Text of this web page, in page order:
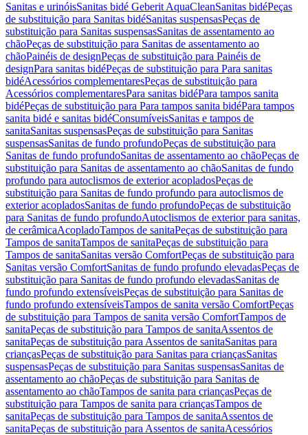
Sanitas e urinóisSanitas bidé Geberit AquaCleanSanitas bidéPeças
de substituição para Sanitas bidéSanitas suspensasPeças de
substituição para Sanitas suspensasSanitas de assentamento ao
chãoPeças de substituição para Sanitas de assentamento ao
chãoPainéis de designPeças de substituição para Painéis de
designPara sanitas bidéPeças de substituição para Para sanitas
bidéAcessórios complementaresPeças de substituição para
Acessórios complementaresPara sanitas bidéPara tampos sanita
bidéPeças de substituição para Para tampos sanita bidéPara tampos
sanita bidé e sanitas bidéConsumíveisSanitas e tampos de
sanitaSanitas suspensasPeças de substituição para Sanitas
suspensasSanitas de fundo profundoPeças de substituição para
Sanitas de fundo profundoSanitas de assentamento ao chãoPeças de
substituição para Sanitas de assentamento ao chãoSanitas de fundo
profundo para autoclismos de exterior acopladosPeças de
substituição para Sanitas de fundo profundo para autoclismos de
exterior acopladosSanitas de fundo profundoPeças de substituição
para Sanitas de fundo profundoAutoclismos de exterior para sanitas,
de cerâmicaAcopladoTampos de sanitaPeças de substituição para
Tampos de sanitaTampos de sanitaPeças de substituição para
Tampos de sanitaSanitas versão ComfortPeças de substituição para
Sanitas versão ComfortSanitas de fundo profundo elevadasPeças de
substituição para Sanitas de fundo profundo elevadasSanitas de
fundo profundo extensíveisPeças de substituição para Sanitas de
fundo profundo extensíveisTampos de sanita versão ComfortPeças
de substituição para Tampos de sanita versão ComfortTampos de
sanitaPeças de substituição para Tampos de sanitaAssentos de
sanitaPeças de substituição para Assentos de sanitaSanitas para
criançasPeças de substituição para Sanitas para criançasSanitas
suspensasPeças de substituição para Sanitas suspensasSanitas de
assentamento ao chãoPeças de substituição para Sanitas de
assentamento ao chãoTampos de sanita para criançasPeças de
substituição para Tampos de sanita para criançasTampos de
sanitaPeças de substituição para Tampos de sanitaAssentos de
sanitaPeças de substituição para Assentos de sanitaAcessórios